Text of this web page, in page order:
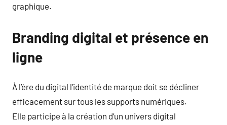
graphique.
Branding digital et présence en
ligne
À l’ère du digital l’identité de marque doit se décliner
efficacement sur tous les supports numériques.
Elle participe à la création d’un univers digital